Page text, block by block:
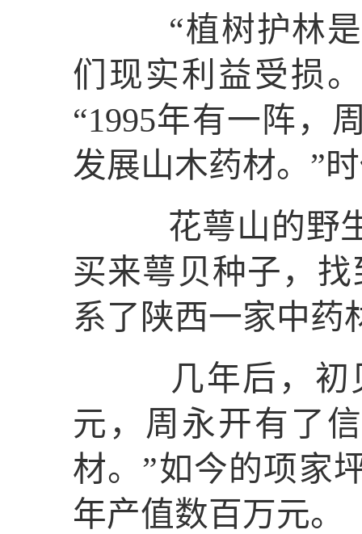
“植树护林是
们现实利益受损
“1995年有一阵，
发展山木药材。”
花萼山的野生
买来萼贝种子，
系了陕西一家中药
几年后，初见
元，周永开有了
材。”如今的项家
年产值数百万元。